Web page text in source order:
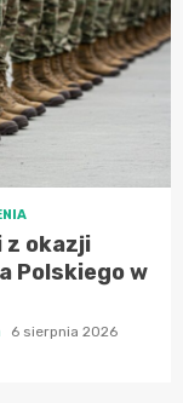
okazji
Polskiego w
6 sierpnia 2026